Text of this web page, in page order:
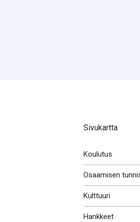
Sivukartta
Koulutus
Osaamisen
Kulttuuri
Hankkeet